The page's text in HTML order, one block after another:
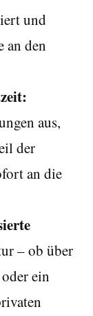
und
an den
aus,
der
an die
– ob über
ein